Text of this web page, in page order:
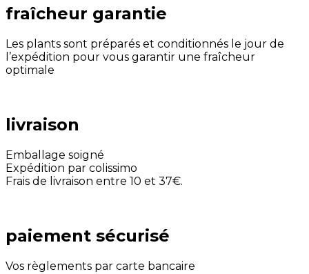
fraîcheur garantie
Les plants sont préparés et conditionnés le jour de
l’expédition pour vous garantir une fraîcheur
optimale
livraison
Emballage soigné
Expédition par colissimo
Frais de livraison entre 10 et 37€.
paiement sécurisé
Vos règlements par carte bancaire